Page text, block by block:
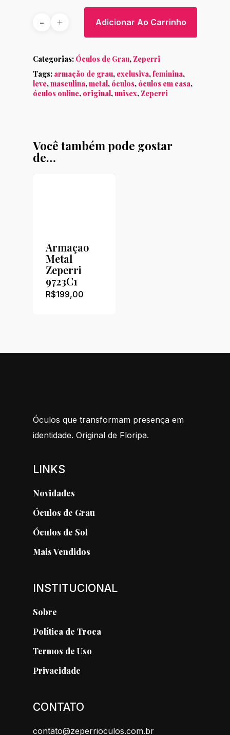
Adicionar Ao Carrinho
Categorias: Óculos de Grau, Zeperri
Tags: armação de grau, exclusiva,feminina,
leve,masculina,metal, óculos, óculos em casa,
óculos online, original,unisex, Zeperri
Você também pode gostar
de…
Armaçao
Metal
Zeperri
9723C1
R$199,00
Óculos que transformam presença em
identidade. Original de Floripa.
LINKS
Novidades
Óculos de Grau
Óculos de Sol
Mais Vendidos
INSTITUCIONAL
Sobre
Política de Troca
Termos de Uso
Privacidade
CONTATO
contato@zeperrioculos.com.br